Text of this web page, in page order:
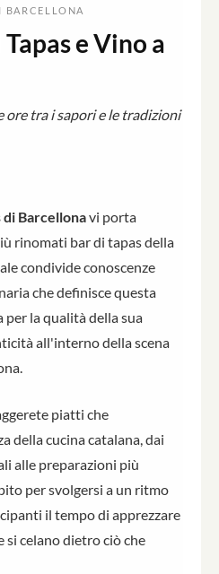
BARCELLONA
e Vino a
ore tra i sapori e le tradizioni
Barcellonavi porta
rinomati bar di tapas della
condivide conoscenze
che definisce questa
per la qualità della sua
all'interno della scena
piatti che
della cucina catalana, dai
alle preparazioni più
per svolgersi a un ritmo
il tempo di apprezzare
si celano dietro ciò che